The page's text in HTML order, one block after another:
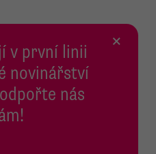
v první linii
novinářství
nás
×